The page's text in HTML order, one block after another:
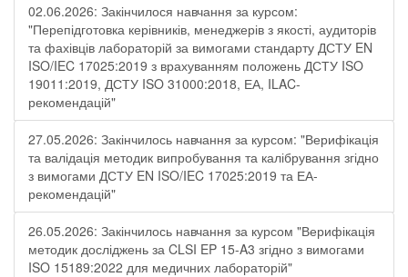
02.06.2026: Закінчилося навчання за курсом:
"Перепідготовка керівників, менеджерів з якості, аудиторів
та фахівців лабораторій за вимогами стандарту ДСТУ EN
ISO/IEC 17025:2019 з врахуванням положень ДСТУ ISO
19011:2019, ДСТУ ISO 31000:2018, ЕА, ILAC-
рекомендацій"
27.05.2026: Закінчилось навчання за курсом: "Верифікація
та валідація методик випробування та калібрування згідно
з вимогами ДСТУ EN ISO/IEC 17025:2019 та ЕА-
рекомендацій"
26.05.2026: Закінчилось навчання за курсом "Верифікація
методик досліджень за CLSI EP 15-A3 згідно з вимогами
ISO 15189:2022 для медичних лабораторій"